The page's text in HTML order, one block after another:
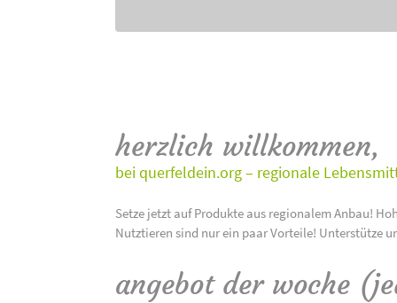
herzlich willkommen,
bei querfeldein.org – regionale
Setze jetzt auf Produkte aus regionalem Anbau!
Nutztieren sind nur ein paar Vorteile! Unterstütze
angebot der woche